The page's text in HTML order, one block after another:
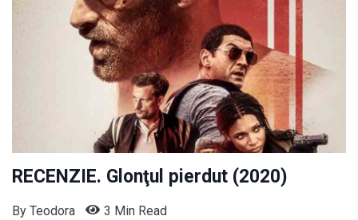
RECENZIE. Glonţul pierdut (2020)
By Teodora 3 Min Read